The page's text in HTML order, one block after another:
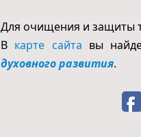
Для очищения и защиты
В карте сайта вы
духовного развития.